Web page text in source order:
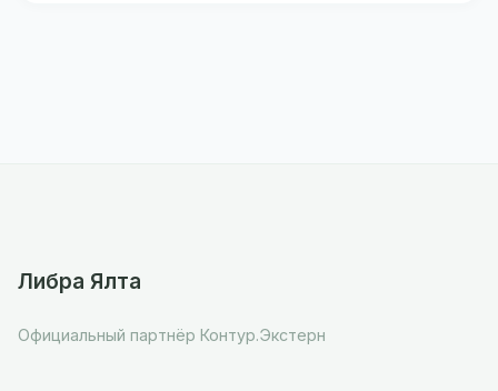
Либра Ялта
Официальный партнёр Контур.Экстерн